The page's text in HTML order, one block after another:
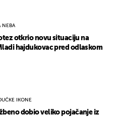
NEBA
otkrio novu situaciju na
hajdukovac pred odlaskom
IKONE
dobio veliko pojačanje iz